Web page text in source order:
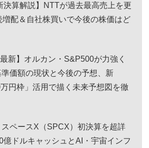
決算解説】NTTが過去最高売上を更
増配＆自社株買いで今後の株価はど
最新】オルカン・S&P500が力強く
準価額の現状と今後の予想、新
円枠」活用で描く未来予想図を徹
スペースX（SPCX）初決算を超詳
億ドルキャッシュとAI・宇宙インフ